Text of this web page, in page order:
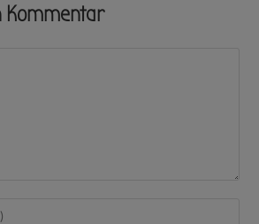
Kommentar